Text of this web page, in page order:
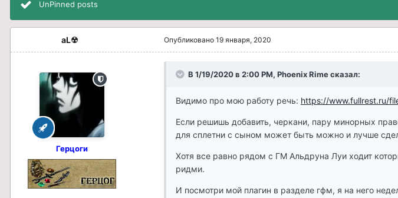
UnPinned posts
aL☢
Герцоги
Опубликовано 19 января, 2020
В 1/19/2020 в 2:00 PM, Phoenix Rime сказал:
Видимо про мою работу речь: https://www.fullrest.ru/
Если решишь добавить, черкани, пару минорных
для сплетни с сыном может быть можно и лучше
Хотя все равно рядом с ГМ Альдруна Луи ходит
ридми.
И посмотри мой плагин в разделе гфм, я на него